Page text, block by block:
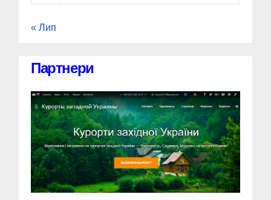
« Лип
Партнери